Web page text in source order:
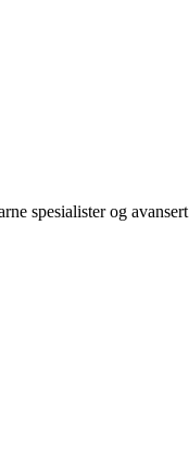
spesialister og avansert